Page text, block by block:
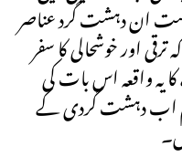
ان دہشت گرد عناصر
اور خوشحالی کا سفر
یہ واقعہ اس بات کی
اب دہشت گردی کے